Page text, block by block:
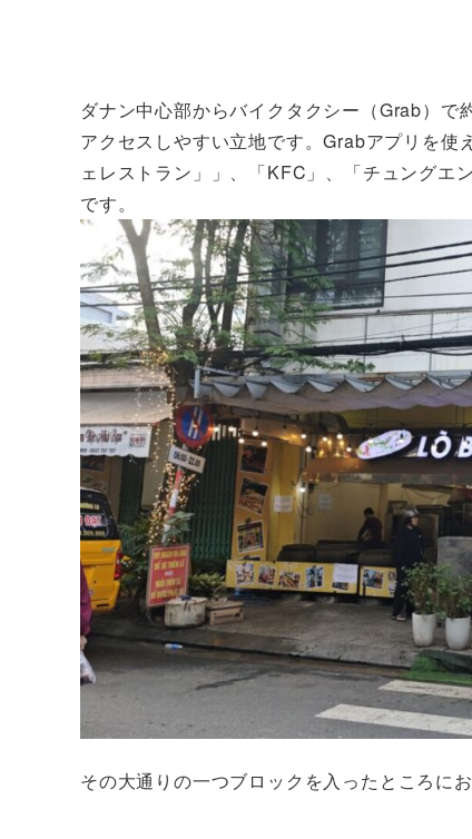
ダナン中心部からバイクタクシー（Grab）
アクセスしやすい立地です。Grabアプリを
ェレストラン」」、「KFC」、「チュングエ
です。
その大通りの一つブロックを入ったところにお